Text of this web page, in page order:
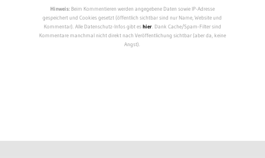
Hinweis:Beim Kommentieren werden angegebene Daten sowie IP-Adresse
gespeichert und Cookies gesetzt (öffentlich sichtbar sind nur Name, Website und
Kommentar). Alle Datenschutz-Infos gibt eshier. Dank Cache/Spam-Filter sind
Kommentare manchmal nicht direkt nach Veröffentlichung sichtbar (aber da, keine
Angst).